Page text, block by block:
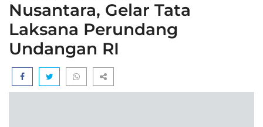
N
v
a
t
Nusantara, Gelar Tata
Laksana Perundang
Undangan RI